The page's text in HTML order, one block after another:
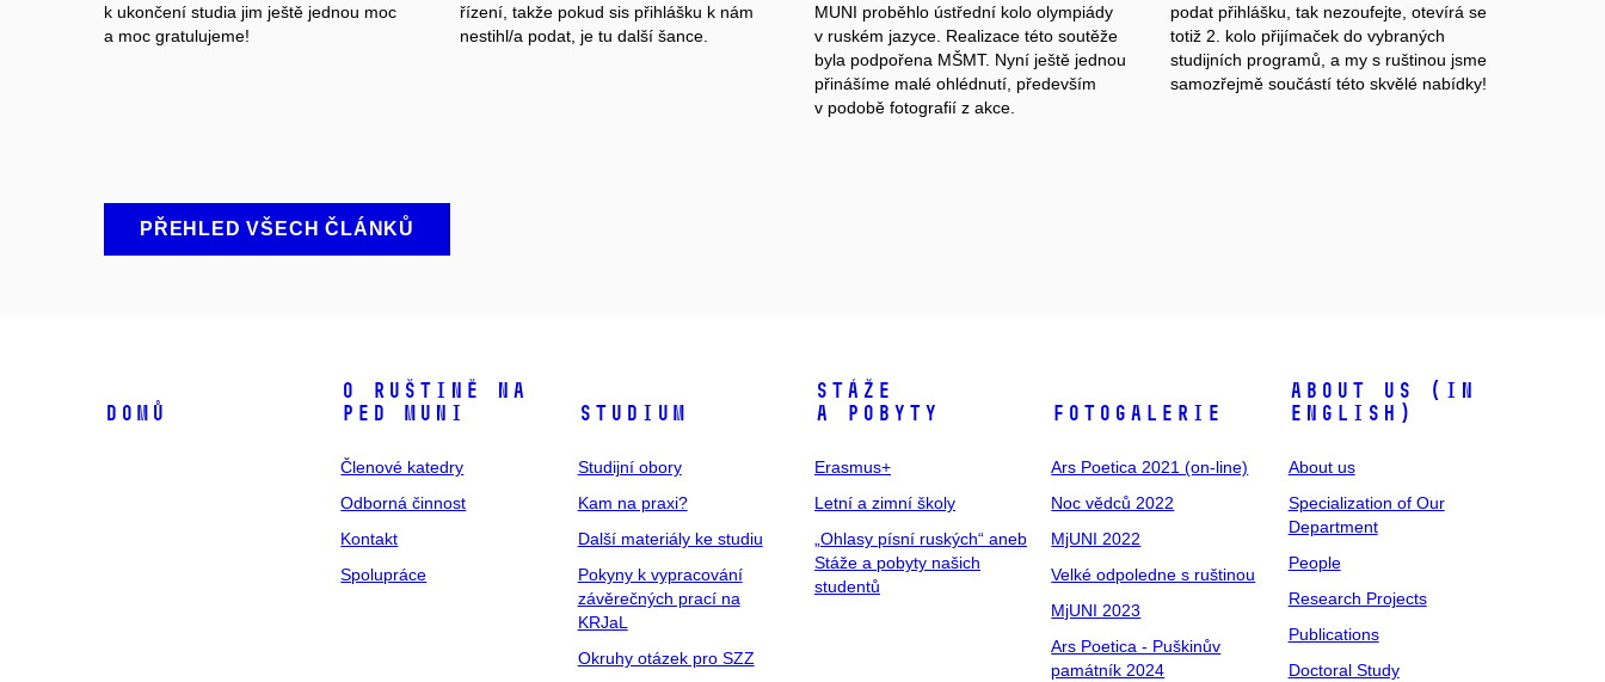
k ukončení studia jim ještě jednou moc
a moc gratulujeme!
řízení, takže pokud sis přihlášku k nám
nestihl/a podat, je tu další šance.
MUNI proběhlo ústřední kolo olympiády
v ruském jazyce. Realizace této soutěže
byla podpořena MŠMT. Nyní ještě jednou
přinášíme malé ohlédnutí, především
v podobě fotografií z akce.
podat přihlášku, tak nezoufejte, otevírá se
totiž 2. kolo přijímaček do vybraných
studijních programů, a my s ruštinou jsme
samozřejmě součástí této skvělé nabídky!
PŘEHLED VŠECH ČLÁNKŮ
Domů
O ruštině na
PED MUNI
Členové katedry
Odborná činnost
Kontakt
Spolupráce
Studium
Studijní obory
Kam na praxi?
Další materiály ke studiu
Pokyny k vypracování
závěrečných prací na
KRJaL
Okruhy otázek pro SZZ
Stáže
a pobyty
Erasmus+
Letní a zimní školy
„Ohlasy písní ruských“ aneb
Stáže a pobyty našich
studentů
Fotogalerie
Ars Poetica 2021 (on-line)
Noc vědců 2022
MjUNI 2022
Velké odpoledne s ruštinou
MjUNI 2023
Ars Poetica - Puškinův
památník 2024
About us (in
English)
About us
Specialization of Our
Department
People
Research Projects
Publications
Doctoral Study